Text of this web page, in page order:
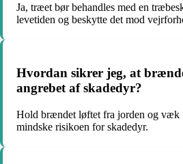
Ja, træet bør behandles med en
levetiden og beskytte det mod
Hvordan sikrer jeg, at
angrebet af skadedyr?
Hold brændet løftet fra jorden og væk
mindske risikoen for skadedyr.